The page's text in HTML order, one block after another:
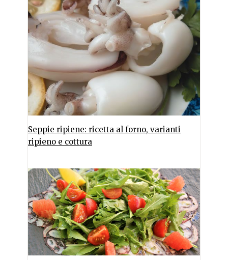
Seppie ripiene: ricetta al forno, varianti
ripieno e cottura